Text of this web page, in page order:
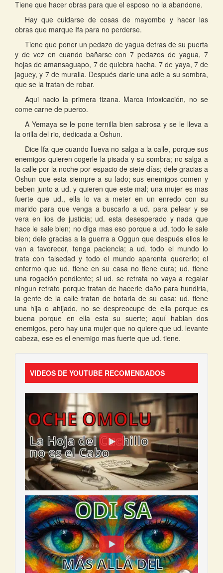
Tiene que hacer obras para que el esposo no la abandone.
Hay que cuidarse de cosas de mayombe y hacer las
obras que marque Ifa para no perderse.
Tiene que poner un pedazo de yagua detras de su puerta
y de vez en cuando bañarse con 7 pedazos de yagua, 7
hojas de amansaguapo, 7 de quiebra hacha, 7 de yaya, 7 de
jaguey, y 7 de muralla. Después darle una adie a su sombra,
que se la tratan de robar.
Aqui nacio la primera tizana. Marca intoxicación, no se
come carne de puerco.
A Yemaya se le pone ternilla bien sabrosa y se le lleva a
la orilla del rio, dedicada a Oshun.
Dice Ifa que cuando llueva no salga a la calle, porque sus
enemigos quieren cogerle la pisada y su sombra; no salga a
la calle por la noche por espacio de siete días; dele gracias a
Oshun que esta siempre a su lado; sus enemigos comen y
beben junto a ud. y quieren que este mal; una mujer es mas
fuerte que ud., ella lo va a meter en un enredo con su
marido para que venga a buscarlo a ud. para pelear y se
vera en lios de justicia; ud. esta desesperado y nada que
hace le sale bien; no diga mas eso porque a ud. todo le sale
bien; dele gracias a la guerra a Oggun que después ellos le
van a favorecer, tenga paciencia; a ud. todo el mundo lo
trata con falsedad y todo el mundo aparenta quererlo; el
enfermo que ud. tiene en su casa no tiene cura; ud. tiene
una rogación pendiente; si ud. se retrata no vaya a regalar
ningun retrato porque tratan de hacerle daño para hundirla,
la gente de la calle tratan de botarla de su casa; ud. tiene
una hija o ahijado, no se despreocupe de ella porque es
buena porque en ella esta su suerte; aquí hablan dos
enemigos, pero hay una mujer que no quiere que ud. levante
cabeza, ese es el enemigo mas fuerte que ud. tiene.
VIDEOS DE YOUTUBE RECOMENDADOS